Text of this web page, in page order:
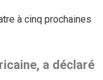
à cinq prochaines
a déclaré